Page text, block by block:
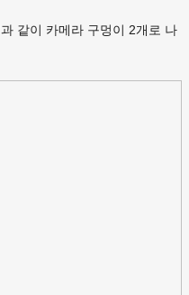
같이 카메라 구멍이 2개로 나